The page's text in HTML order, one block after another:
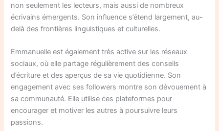
non seulement les lecteurs, mais aussi de nombreux
écrivains émergents. Son influence s’étend largement, au-
delà des frontières linguistiques et culturelles.
Emmanuelle est également très active sur les réseaux
sociaux, où elle partage régulièrement des conseils
d’écriture et des aperçus de sa vie quotidienne. Son
engagement avec ses followers montre son dévouement à
sa communauté. Elle utilise ces plateformes pour
encourager et motiver les autres à poursuivre leurs
passions.